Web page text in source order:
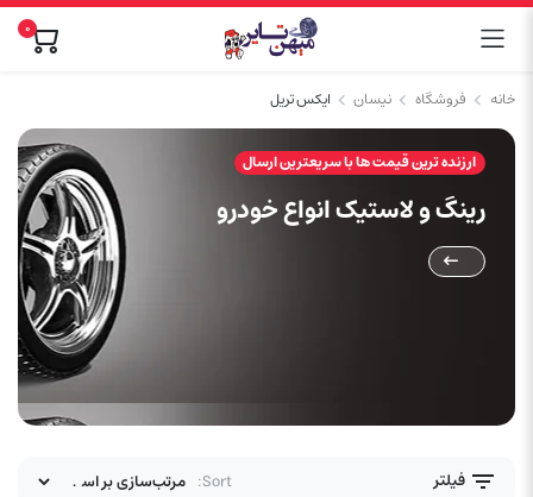
0
خانه فروشگاه نیسان ایکس تریل
ارزنده ترین قیمت ها با سریعترین ارسال
رینگ و لاستیک انواع خودرو
فیلتر Sort: